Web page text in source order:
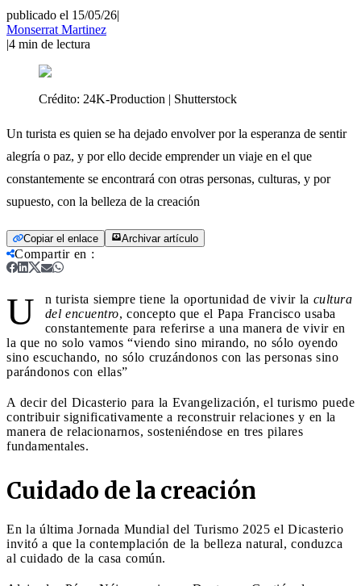
publicado el 15/05/26|
Monserrat Martinez
|4 min de lectura
Crédito: 24K-Production | Shutterstock
Un turista es quien se ha dejado envolver por la esperanza de sentir
alegría o paz, y por ello decide emprender un viaje en el que
constantemente se encontrará con otras personas, culturas, y por
supuesto, con la belleza de la creación
Copiar el enlace Archivar artículo
Compartir en :
U n turista siempre tiene la oportunidad de vivir la cultura
del encuentro, concepto que el Papa Francisco usaba
constantemente para referirse a una manera de vivir en
la que no solo vamos “viendo sino mirando, no sólo oyendo
sino escuchando, no sólo cruzándonos con las personas sino
parándonos con ellas”
A decir del Dicasterio para la Evangelización, el turismo puede
contribuir significativamente a reconstruir relaciones y en la
manera de relacionarnos, sosteniéndose en tres pilares
fundamentales.
Cuidado de la creación
En la última Jornada Mundial del Turismo 2025 el Dicasterio
invitó a que la contemplación de la belleza natural, conduzca
al cuidado de la casa común.